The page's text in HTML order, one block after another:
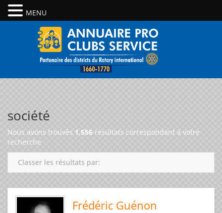
société
Nous avons trouvés 1,556 résultats correspondant à votre
recherche
Classer les résultats par:
Frédéric Guénon
MENU